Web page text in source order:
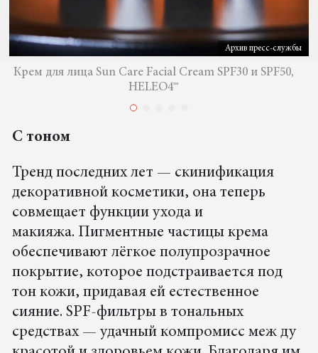
Архив пресс-службы
Крем для лица Sun Care Facial Cream SPF30 и SPF50,
HELEO4™
C тоном
Тренд последних лет — скинификация
декоративной косметики, она теперь
совмещает функции ухода и
макияжа. Пигментные частицы крема
обеспечивают лёгкое полупрозрачное
покрытие, которое подстраивается под
тон кожи, придавая ей естественное
сияние. SPF-фильтры в тональных
средствах — удачный компромисс меж ду